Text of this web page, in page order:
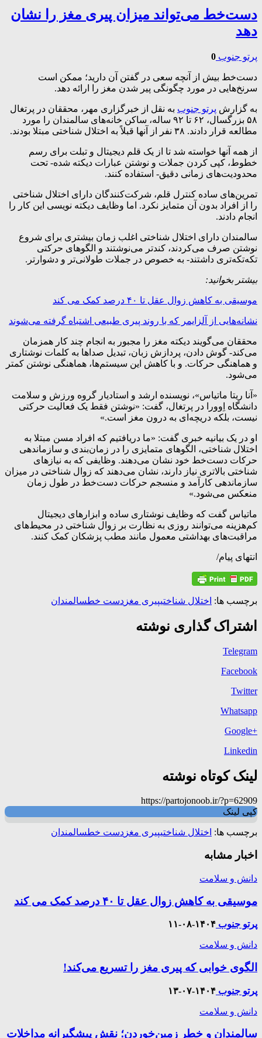
دست‌خط می‌تواند میزان پیری مغز را نشان
دهد
پرتو جنوب 0
دست‌خط بیش از آنچه سعی در گفتن آن دارید؛ ممکن است
سرنخ‌هایی در مورد چگونگی پیر شدن مغز را ارائه دهد.
به گزارش پرتو جنوب به نقل از خبرگزاری مهر، محققان در پرتغال
۵۸ بزرگسال، ۶۲ تا ۹۲ ساله، ساکن خانه‌های سالمندان را مورد
مطالعه قرار دادند. ۳۸ نفر از آنها قبلاً به اختلال شناختی مبتلا بودند.
از همه آنها خواسته شد تا از یک قلم دیجیتال و تبلت برای رسم
خطوط، کپی کردن جملات و نوشتن عبارات دیکته شده- تحت
محدودیت‌های زمانی دقیق- استفاده کنند.
تمرین‌های ساده کنترل قلم، شرکت‌کنندگان دارای اختلال شناختی
را از افراد بدون آن متمایز نکرد. اما وظایف دیکته نویسی این کار را
انجام دادند.
سالمندان دارای اختلال شناختی اغلب زمان بیشتری برای شروع
نوشتن صرف می‌کردند، کندتر می‌نوشتند و الگوهای حرکتی
تکه‌تکه‌تری داشتند- به خصوص در جملات طولانی‌تر و دشوارتر.
بیشتر بخوانید:
موسیقی به کاهش زوال عقل تا ۴۰ درصد کمک می کند
نشانه‌هایی از آلزایمر که با روند پیری طبیعی اشتباه گرفته می‌شوند
محققان می‌گویند دیکته مغز را مجبور به انجام چند کار همزمان
می‌کند- گوش دادن، پردازش زبان، تبدیل صداها به کلمات نوشتاری
و هماهنگی حرکات. و با کاهش این سیستم‌ها، هماهنگی نوشتن کمتر
می‌شود.
«آنا ریتا ماتیاس»، نویسنده ارشد و استادیار گروه ورزش و سلامت
دانشگاه اِوورا در پرتغال، گفت: «نوشتن فقط یک فعالیت حرکتی
نیست، بلکه دریچه‌ای به درون مغز است.»
او در یک بیانیه خبری گفت: «ما دریافتیم که افراد مسن مبتلا به
اختلال شناختی، الگوهای متمایزی را در زمان‌بندی و سازماندهی
حرکات دست‌خط خود نشان می‌دهند. وظایفی که به نیازهای
شناختی بالاتری نیاز دارند، نشان می‌دهند که زوال شناختی در میزان
سازماندهی کارآمد و منسجم حرکات دست‌خط در طول زمان
منعکس می‌شود.»
ماتیاس گفت که وظایف نوشتاری ساده و ابزارهای دیجیتال
کم‌هزینه می‌توانند روزی به نظارت بر زوال شناختی در محیط‌های
مراقبت‌های بهداشتی معمول مانند مطب پزشکان کمک کنند.
انتهای پیام/
برچسب ها: اختلال شناختیپیری مغز دست خطسالمندان
اشتراک گذاری نوشته
Telegram
Facebook
Twitter
Whatsapp
+Google
Linkedin
لینک کوتاه نوشته
https://partojonoob.ir/?p=62909
کپی لینک
برچسب ها: اختلال شناختیپیری مغز دست خطسالمندان
اخبار مشابه
دانش و سلامت
موسیقی به کاهش زوال عقل تا ۴۰ درصد کمک می کند
پرتو جنوب ۱۴۰۴-۰۸-۱۱
دانش و سلامت
الگوی خوابی که پیری مغز را تسریع می‌کند!
پرتو جنوب ۱۴۰۴-۰۷-۱۳
دانش و سلامت
سالمندان و خطر زمین‌خوردن؛ نقش پیشگیرانه مداخلات